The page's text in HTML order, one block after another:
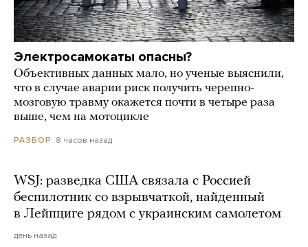
Электросамокаты опасны?
Объективных данных мало, но ученые выяснили,
что в случае аварии риск получить черепно-
мозговую травму окажется почти в четыре раза
выше, чем на мотоцикле
РАЗБОР 8 часов назад
WSJ: разведка США связала с Россией
беспилотник со взрывчаткой, найденный
в Лейпциге рядом с украинским самолетом
день назад